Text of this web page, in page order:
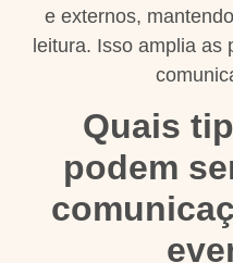
e externos,
leitura. Isso amplia as
Quais
podem